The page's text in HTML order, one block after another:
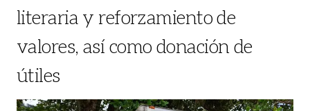
literaria y reforzamiento de
valores, así como donación de
útiles